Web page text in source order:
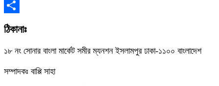
Copy
Link
Share
ঠিকানাঃ
১৮ নং সোনার বাংলা মার্কেট সমীর ম্যনশন ইসলামপুর ঢাকা-১১০০ বাংলাদেশ
সম্পাদকঃ বাপ্পি সাহা